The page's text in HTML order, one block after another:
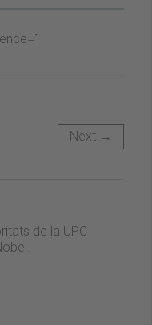
Next →
de la UPC